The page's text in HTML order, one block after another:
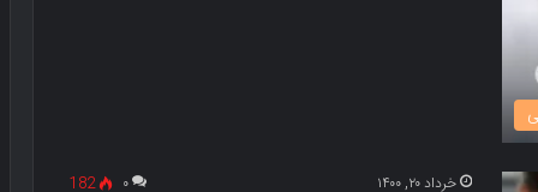
خرداد ۲۰, ۱۴۰۰ ۰ 182